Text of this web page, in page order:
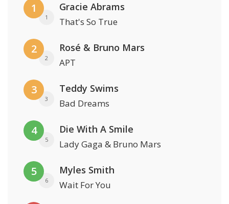
1
1
Gracie Abrams
That's So True
2
2
Rosé & Bruno Mars
APT
3
3
Teddy Swims
Bad Dreams
4
5
Die With A Smile
Lady Gaga & Bruno Mars
5
6
Myles Smith
Wait For You